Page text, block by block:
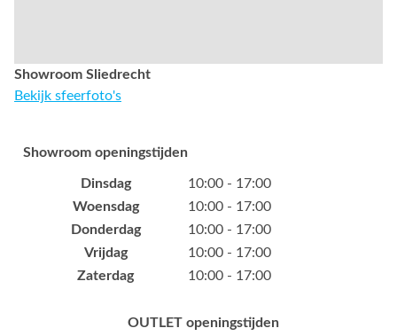
Showroom Sliedrecht
Bekijk sfeerfoto's
Showroom openingstijden
Dinsdag
10:00 - 17:00
Woensdag
10:00 - 17:00
Donderdag
10:00 - 17:00
Vrijdag
10:00 - 17:00
Zaterdag
10:00 - 17:00
OUTLET openingstijden